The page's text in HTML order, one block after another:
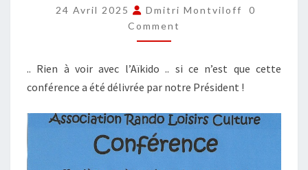
DU
MONDE
QUANTIQUE
24 Avril 2025 Dmitri Montviloff
0
Comment
.. Rien à voir avec l’Aïkido .. si ce n’est que cette
conférence a été délivrée par notre Président !